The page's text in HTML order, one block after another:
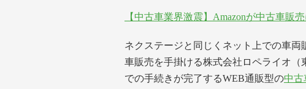
【中古車業界激震】Amazonが中古車販
ネクステージと同じくネット上での車
車販売を手掛ける株式会社ロペライオ（
での手続きが完了するWEB通販型の中古